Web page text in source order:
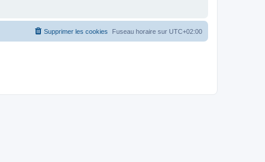
Fuseau horaire sur UTC+02:00
Supprimer les cookies